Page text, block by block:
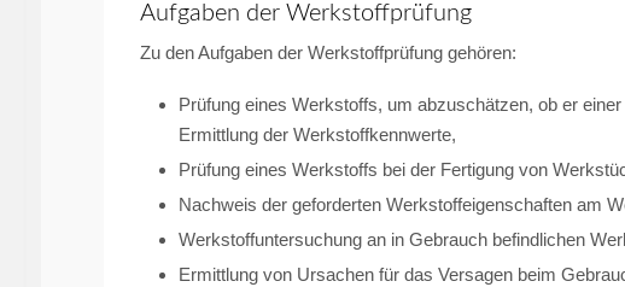
Aufgaben der Werkstoffprüfung
Zu den Aufgaben der Werkstoffprüfung gehören:
Prüfung eines Werkstoffs, um abzuschätzen, ob er
Ermittlung der Werkstoffkennwerte,
Prüfung eines Werkstoffs bei der Fertigung von
Nachweis der geforderten Werkstoffeigenschaften am
Werkstoffuntersuchung an in Gebrauch befindlichen
Ermittlung von Ursachen für das Versagen beim